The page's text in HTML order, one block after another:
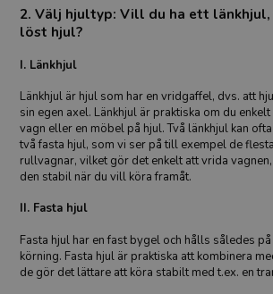
2. Välj hjultyp: Vill du ha ett
löst hjul?
I. Länkhjul
Länkhjul är hjul som har en vridgaffel, dvs. att
sin egen axel. Länkhjul är praktiska om du
vagn eller en möbel på hjul. Två länkhjul kan
två fasta hjul, som vi ser på till exempel de
rullvagnar, vilket gör det enkelt att vrida
den stabil när du vill köra framåt.
II. Fasta hjul
Fasta hjul har en fast bygel och hålls således
körning. Fasta hjul är praktiska att kombinera
de gör det lättare att köra stabilt med t.ex. en